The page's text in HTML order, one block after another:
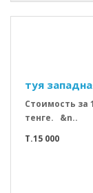
туя
Стоимость за
тенге. &n..
T.15 000